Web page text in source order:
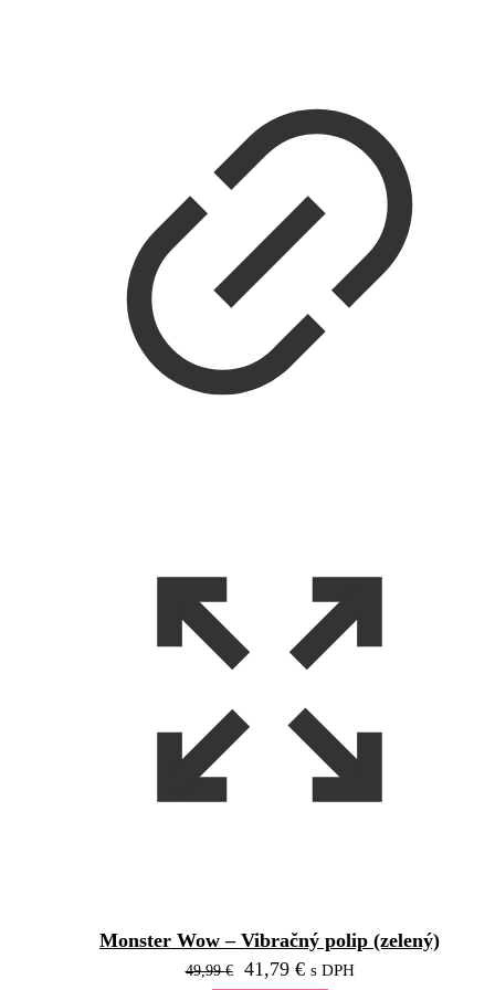
Monster Wow – Vibračný polip (zelený)
49,99€
Pôvodná
41,79 €Aktuálna
s DPH